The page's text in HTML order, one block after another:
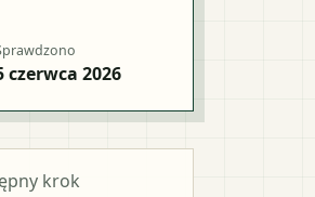
czerwca 2026
krok